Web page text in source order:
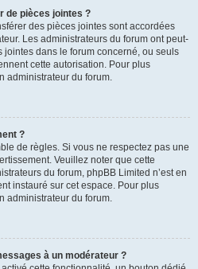
de pièces jointes ?
des pièces jointes sont accordées
Les administrateurs du forum ont peut-
jointes dans le forum concerné, ou seuls
cette autorisation. Pour plus
administrateur du forum.
?
de règles. Si vous ne respectez pas une
Veuillez noter que cette
du forum, phpBB Limited n’est en
instauré sur cet espace. Pour plus
administrateur du forum.
à un modérateur ?